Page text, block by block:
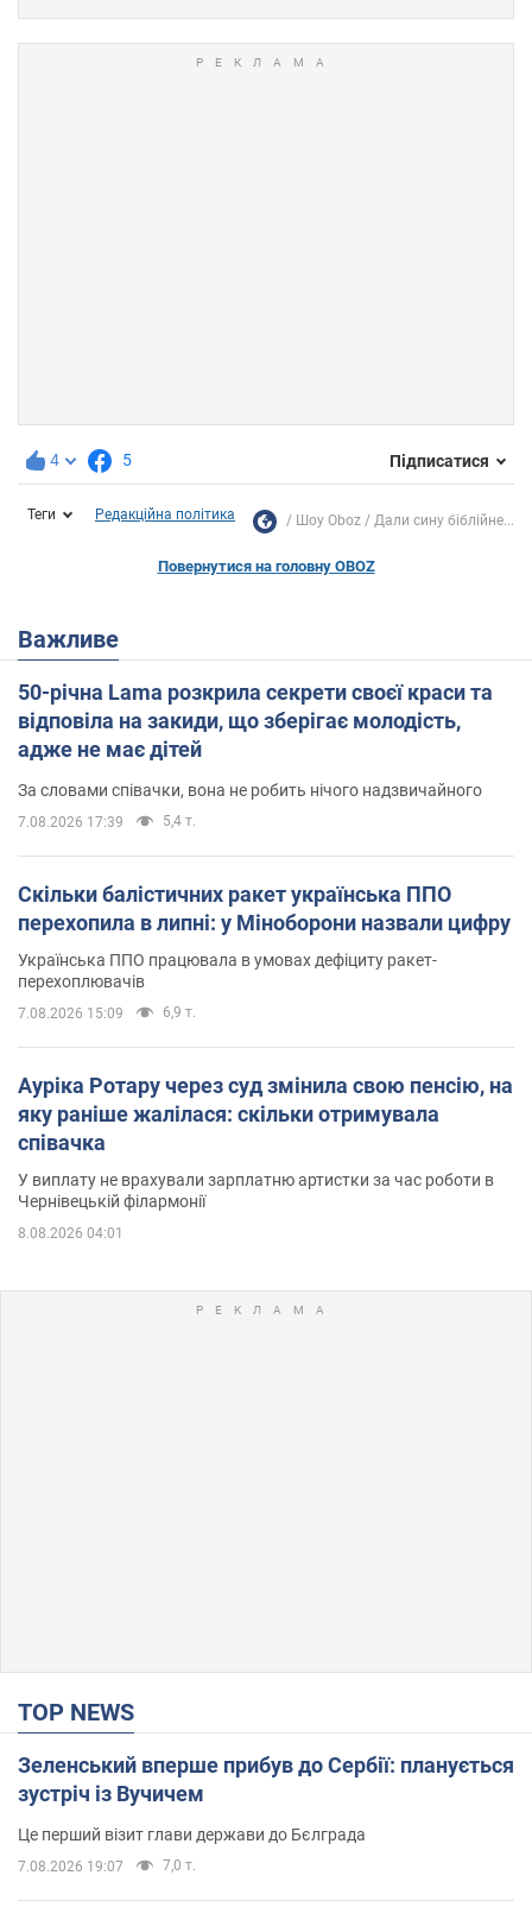
4 5 Підписатися
Теги Редакційна політика Шоу Oboz Дали сину біблійне...
Повернутися на головну OBOZ
Важливе
50-річна Lama розкрила секрети своєї краси та
відповіла на закиди, що зберігає молодість,
адже не має дітей
За словами співачки, вона не робить нічого надзвичайного
7.08.2026 17:39 5,4 т.
Скільки балістичних ракет українська ППО
перехопила в липні: у Міноборони назвали цифру
Українська ППО працювала в умовах дефіциту ракет-
перехоплювачів
7.08.2026 15:09 6,9 т.
Ауріка Ротару через суд змінила свою пенсію, на
яку раніше жалілася: скільки отримувала
співачка
У виплату не врахували зарплатню артистки за час роботи в
Чернівецькій філармонії
8.08.2026 04:01
TOP NEWS
Зеленський вперше прибув до Сербії: планується
зустріч із Вучичем
Це перший візит глави держави до Бєлграда
7.08.2026 19:07 7,0 т.